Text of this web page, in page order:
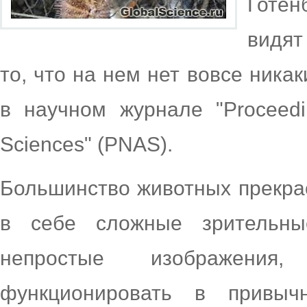
то, что на нем нет вовсе
в научном журнале
Sciences" (PNAS).
Большинство животных
в себе сложные
непростые
функционировать в